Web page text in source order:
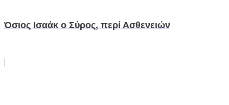
Όσιος Ισαάκ ο Σύρος, περί Ασθενειών